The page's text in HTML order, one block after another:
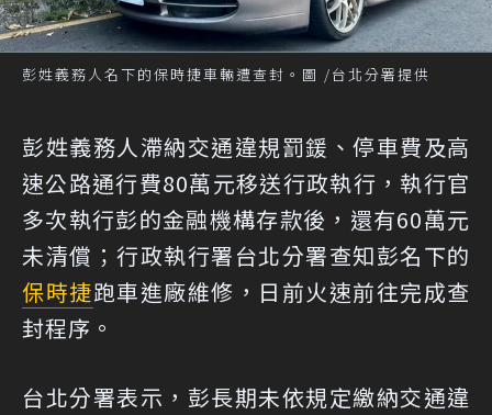
彭姓義務人名下的保時捷車輛遭查封。圖 /台北分署提供
彭姓義務人滯納交通違規罰鍰、停車費及高
速公路通行費80萬元移送行政執行，執行官
多次執行彭的金融機構存款後，還有60萬元
未清償；行政執行署台北分署查知彭名下的
保時捷跑車進廠維修，日前火速前往完成查
封程序。
台北分署表示，彭長期未依規定繳納交通違